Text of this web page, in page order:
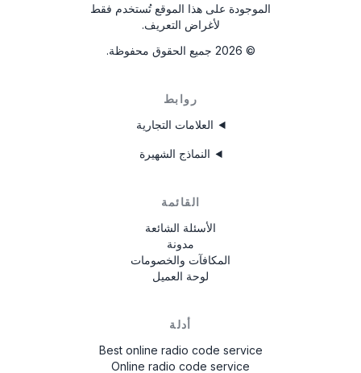
الموجودة على هذا الموقع تُستخدم فقط
لأغراض التعريف.
©
2026 جميع الحقوق محفوظة.
روابط
العلامات التجارية
النماذج الشهيرة
القائمة
الأسئلة الشائعة
مدونة
المكافآت والخصومات
لوحة العميل
أدلة
Best online radio code service
Online radio code service